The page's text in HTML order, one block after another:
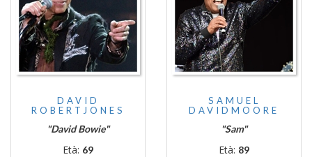
DAVID
ROBERTJONES
"David Bowie"
Età: 69
SAMUEL
DAVIDMOORE
"Sam"
Età: 89